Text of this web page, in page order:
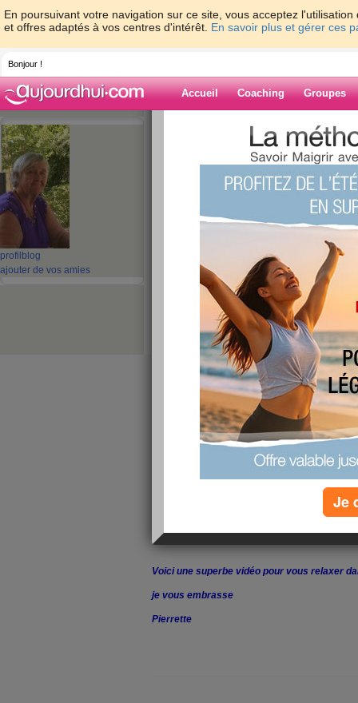
En poursuivant votre navigation sur ce site, vous acceptez
et offres adaptés à vos centres d'intérêt. En savoir plus et gérer ces
Bonjour !
Accueil Coaching Groupes
profil blog
ajouter de vos amies
>
Blog de
juste pour rester
publié le 12/02/2014 à 11:46
Voici une superbe vidéo pour vous relaxer
je vous embrasse
Pierrette
Je